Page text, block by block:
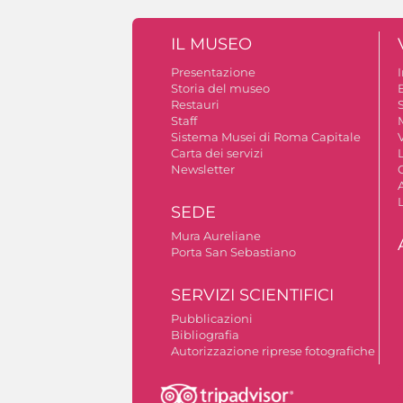
IL MUSEO
Presentazione
Storia del museo
Restauri
Staff
Sistema Musei di Roma Capitale
Carta dei servizi
Newsletter
SEDE
Mura Aureliane
Porta San Sebastiano
SERVIZI SCIENTIFICI
Pubblicazioni
Bibliografia
Autorizzazione riprese fotografiche